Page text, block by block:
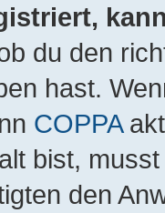
du den
hast.
COPPA
bist,
den